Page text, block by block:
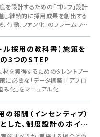
を設計するための「ゴルフ」設計
し継続的に採用成果を創出する
、行動、ファン化」のフレームワー
ル採用の教科書】施策を
3つのSTEP
を獲得するためのタレントプー
に必要な「データ構築」「アプロ
み化」をマニュアル化
の報酬（インセンティブ）
した、制度設計のポイン